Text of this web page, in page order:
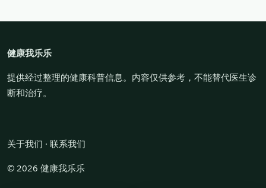
健康我乐乐
提供经过整理的健康科普信息。内容仅供参考，不能替代医生诊
断和治疗。
关于我们 · 联系我们
© 2026 健康我乐乐